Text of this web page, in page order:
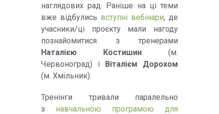
наглядових рад. Раніше на ці теми
вже відбулись вступні вебінари, де
учасники/ці проєкту мали нагоду
познайомитися з тренерами
Наталією Костишин (м.
Червоноград) і Віталієм Дорохом
(м. Хмільник).
Тренінги тривали паралельно
з навчальною програмою для